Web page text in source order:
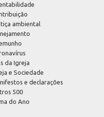
ambiental
da Igreja
e Sociedade
e declarações
500
do Ano